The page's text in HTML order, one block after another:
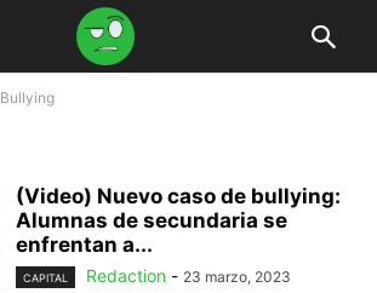
Bullying
(Video) Nuevo caso de bullying:
Alumnas de secundaria se
enfrentan a...
CAPITAL Redaction - 23 marzo, 2023